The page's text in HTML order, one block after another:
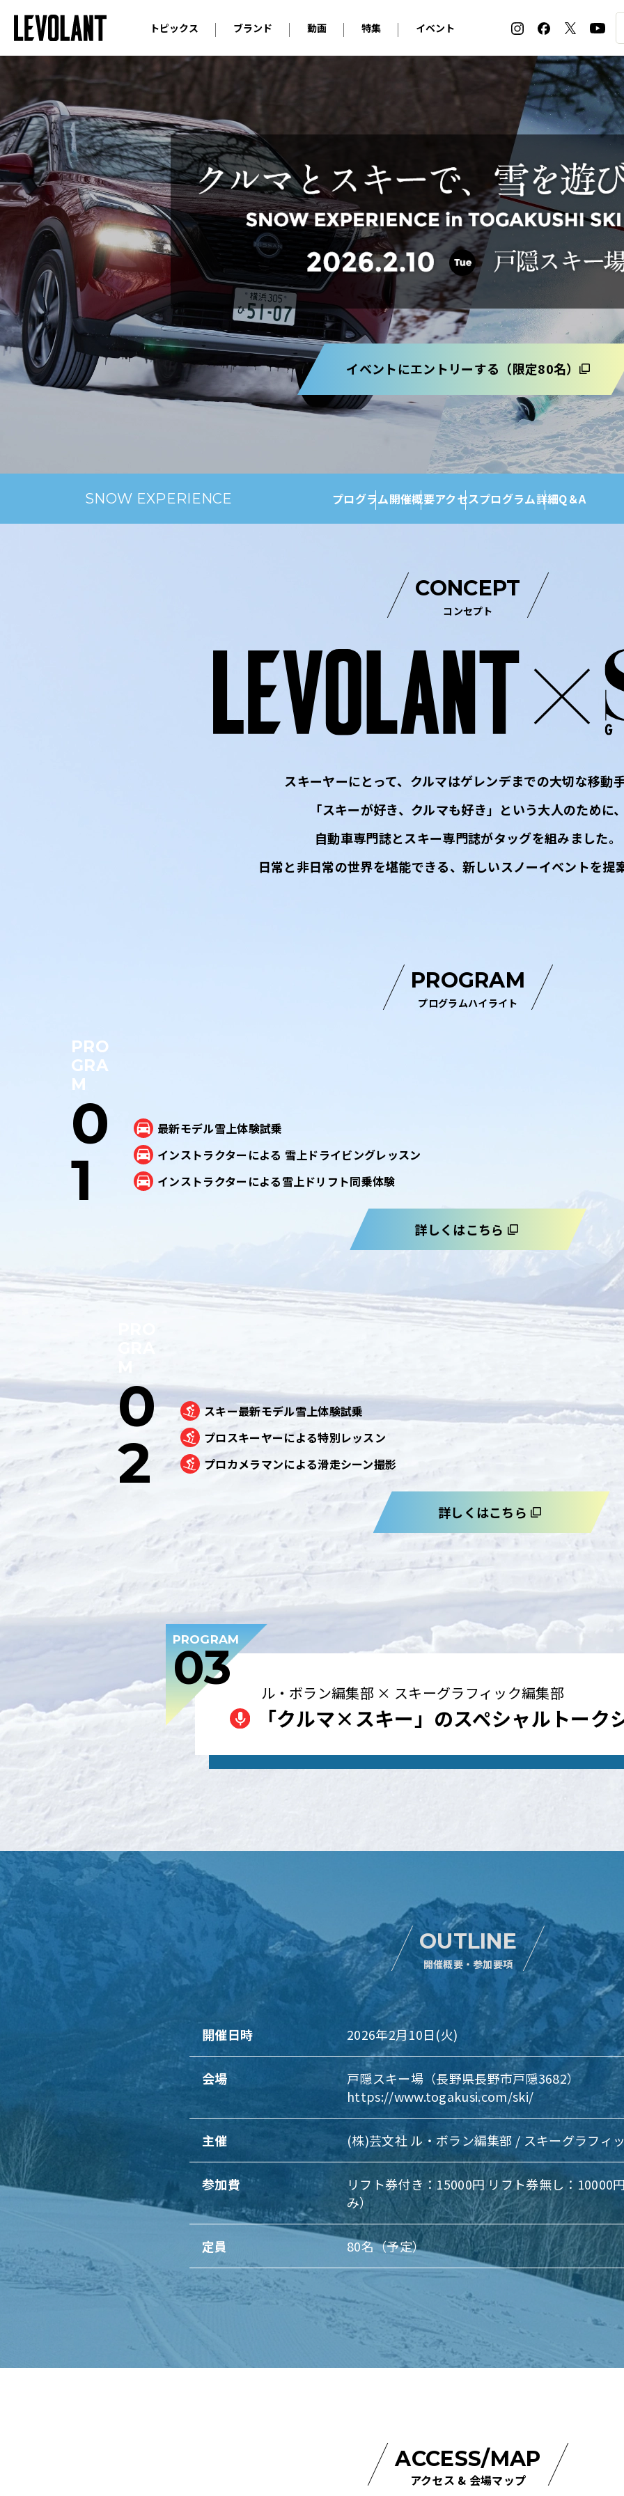
トピックス
ニュース
スクープ
試乗
コラム
ブランド
アウディ
アルピナ
フォルクスワーゲン
DSオートモビル
アバルト
アルファ・ロメオ
フィアット
ランボルギーニ
マセラティ
アストン・マーティン
ベントレー
ジャガー
ランドローバー
ロータス
マクラーレン
MINI
モーガン
ロールス・ロイス
ボルボ
キャデラック
シボレー
ジープ
テスラ
BYD
その他
国産車 レクサス トヨタ
日産
ホンダ
スバル
マツダ
スズキ
動画 特集
2026 サマータイヤ＆ホイール バイヤーズガイド
2025-2026 冬 スタッドレス＆ウインタータイヤ バイヤ
ホイールカタログ
イベント
ル・ボラン カーズ・ミート2026横浜
SNOW EXPERIENCE in TOGAKUSHI SKI
EV:LIFE FUTAKO TAMAGAWA 2026
EV:LIFE KOBE 2025
ル・ボラン カーズ・ミート2025横浜
イベントにエントリーする（限定80名）
SNOW EXPERIENCE プログラム開催概要アクセスプログラム詳細Q＆A
CONCEPT
コンセプト
スキーヤーにとって、 クルマはゲレンデまでの大切な移動
「スキーが好き、クルマも好き」 という大人のために
自動車専門誌とスキー専門誌がタッグを組みました。
日常と非日常の世界を堪能できる、 新しいスノーイベントを提
PROGRAM
プログラムハイライト
PRO
GRA
M
0
1
最新モデル雪上体験試乗
インストラクターによる 雪上ドライビングレッスン
インストラクターによる雪上ドリフト同乗体験
詳しくはこちら
GRA
0
2
スキー最新モデル雪上体験試乗
プロスキーヤーによる特別レッスン
プロカメラマンによる滑走シーン撮影
詳しくはこちら
PROGRAM
03 ル・ボラン編集部 × スキーグラフィック編集部
「クルマ×スキー」のスペシャルトーク
OUTLINE
開催概要・参加要項
開催日時 2026年2月10日(火)
会場 戸隠スキー場（長野県長野市戸隠3682）
https://www.togakusi.com/ski/
主催 (株)芸文社 ル・ボラン編集部 / スキーグラフィ
参加費
リフト券付き：15000円 リフト券無し：10000
み）
定員 80名（予定）
ACCESS/MAP
アクセス & 会場マップ